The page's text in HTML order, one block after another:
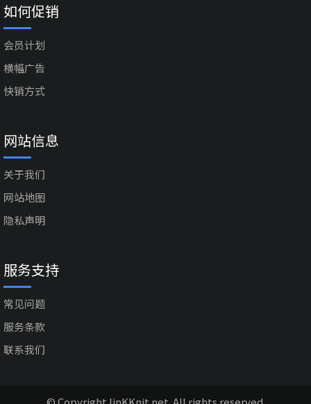
如何促销
会员计划
横幅广告
快销方式
网站信息
关于我们
网站地图
隐私声明
服务支持
常见问题
服务条款
联系我们